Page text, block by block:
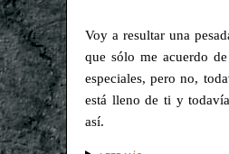
Voy a resultar una
que sólo me acuerdo
especiales, pero no,
está lleno de ti y
así.